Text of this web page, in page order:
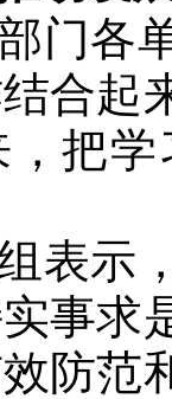
门各
合起
，把
表示
事求
防范